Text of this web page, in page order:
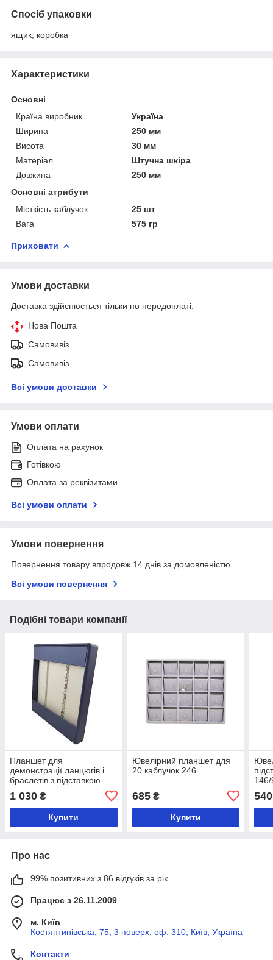
Спосіб упаковки
ящик, коробка
Характеристики
Основні
Країна виробник
Україна
Ширина
250 мм
Висота
30 мм
Матеріал
Штучна шкіра
Довжина
250 мм
Основні атрибути
Місткість каблучок
25 шт
Вага
575 гр
Приховати
Умови доставки
Доставка здійснюється тільки по передоплаті.
Нова Пошта
Самовивіз
Самовивіз
Всі умови доставки
Умови оплати
Оплата на рахунок
Готівкою
Оплата за реквізитами
Всі умови оплати
Умови повернення
Повернення товару впродовж 14 днів за домовленістю
Всі умови повернення
Подібні товари компанії
Планшет для
демонстрації ланцюгів і
браслетів з підставкою
1 030 ₴
Купити
Ювелірний планшет для
20 каблучок 246
685₴
Купити
146/
540
Про нас
99% позитивних з 86 відгуків за рік
Працює з 26.11.2009
м. Київ
Костянтинівська, 75, 3 поверх, оф. 310, Київ, Україна
Контакти